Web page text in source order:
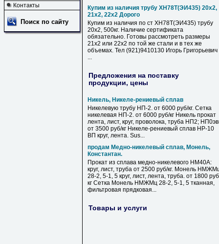
Контакты
Поиск по сайту
Купим из наличия трубу ХН78Т(ЭИ435) 20х2,
21х2, 22х2 Дорого
Купим из наличия по ст ХН78Т(ЭИ435) трубу
20х2, 500кг. Наличие сертификата
обязательно. Готовы рассмотреть размеры
21х2 или 22х2 по той же стали и в тех же
объемах. Тел (921)9410130 Игорь Григорьевич
...
Предложения на поставку
продукции, цены
Никель, Никеле-рениевый сплав
Никелевую трубу НП-2. от 6000 руб/кг. Сетка
никелевая НП-2. от 6000 руб/кг Никель прокат
лента, лист, круг, проволока, труба НП2;
от 3500 руб/кг Никеле-рениевый сплав НР-10
ВП круг, лента. Sus...
продам Медно-никелевый сплав, Монель,
Константан.
Прокат из сплава медно-никелевого НМ40А:
круг, лист, труба от 2500 руб/кг. Монель
28-2, 5-1, 5 круг, лист, лента, труба. от 1800
кг Сетка Монель НМЖМц 28-2, 5-1, 5 тканная,
фильтровая прядковая...
Товары и услуги